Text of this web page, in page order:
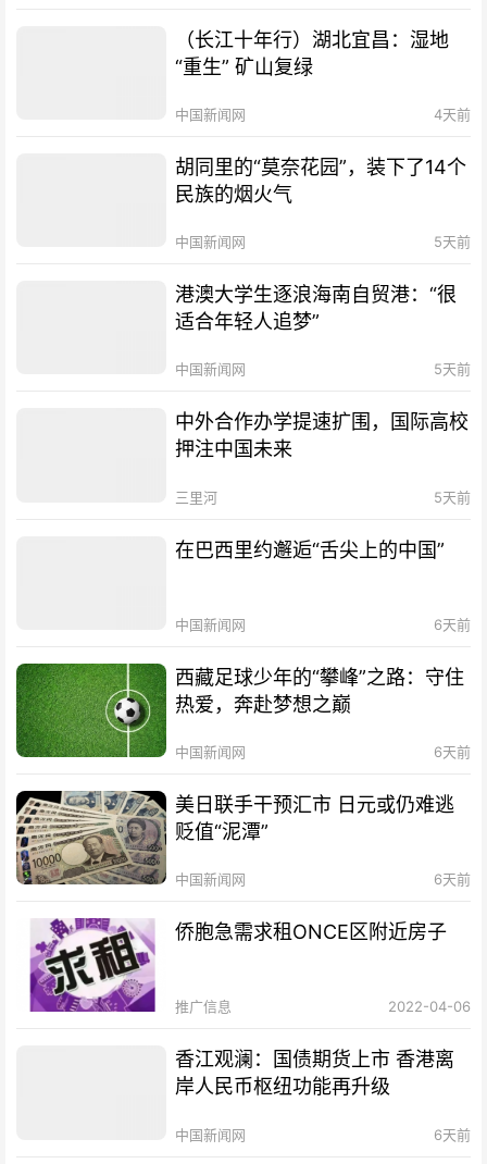
（长江十年行）湖北宜昌：湿地
“重生” 矿山复绿
中国新闻网 4天前
胡同里的“莫奈花园”，装下了14个
民族的烟火气
中国新闻网 5天前
港澳大学生逐浪海南自贸港：“很
适合年轻人追梦”
中国新闻网 5天前
中外合作办学提速扩围，国际高校
押注中国未来
三里河 5天前
在巴西里约邂逅“舌尖上的中国”
中国新闻网 6天前
西藏足球少年的“攀峰”之路：守住
热爱，奔赴梦想之巅
中国新闻网 6天前
美日联手干预汇市 日元或仍难逃
贬值“泥潭”
中国新闻网 6天前
侨胞急需求租ONCE区附近房子
推广信息 2022-04-06
香江观澜：国债期货上市 香港离
岸人民币枢纽功能再升级
中国新闻网 6天前